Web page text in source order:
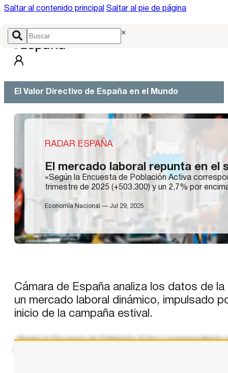
Saltar al contenido principal Saltar al pie de página
×
El Valor Directivo de España en el Mundo
RADAR ESPAÑA
El mercado laboral repunta en el
«Según la Encuesta de Población Activa
trimestre de 2025 (+503.300) y un 2,7% por
Economía Nacional — Jul 29, 2025
Cámara de España analiza los datos de
un mercado laboral dinámico, impulsado
inicio de la campaña estival.
«Según la Encuesta de Población Activa correspondiente